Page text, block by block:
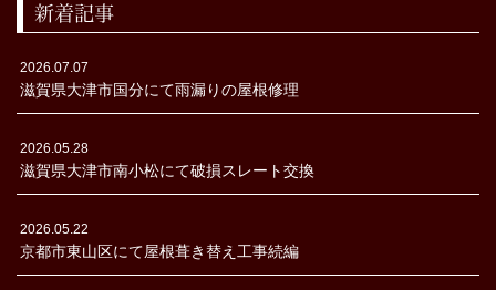
新着記事
2026.07.07
滋賀県大津市国分にて雨漏りの屋根修理
2026.05.28
滋賀県大津市南小松にて破損スレート交換
2026.05.22
京都市東山区にて屋根葺き替え工事続編